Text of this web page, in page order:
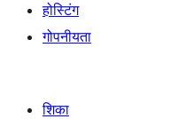
होस्टिंग
गोपनीयता
शिका